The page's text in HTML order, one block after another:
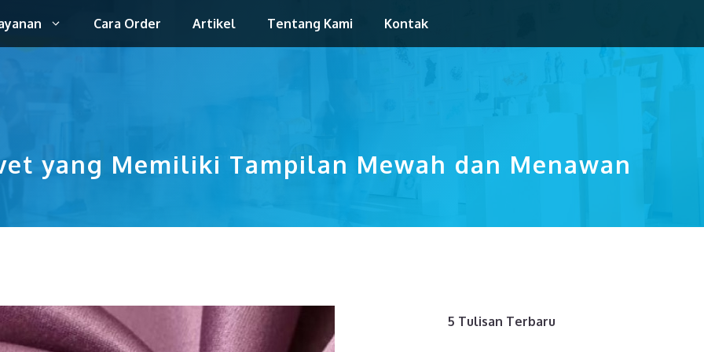
Cara Order Artikel Tentang Kami Kontak
yang Memiliki Tampilan Mewah dan Menawan
5 Tulisan Terbaru